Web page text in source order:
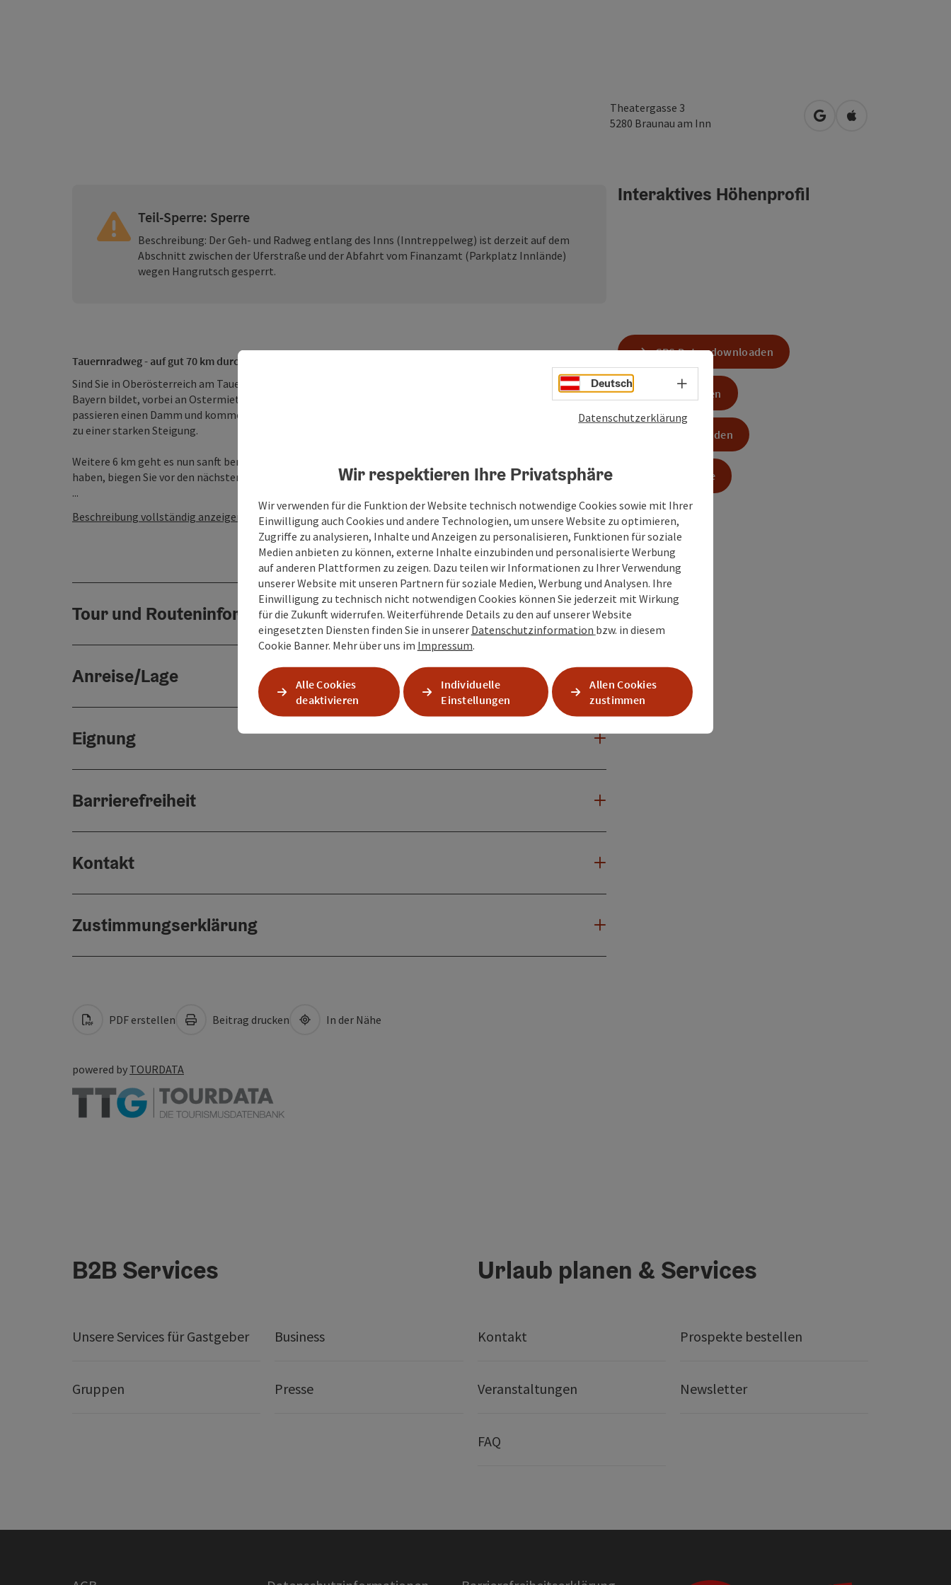
Theatergasse 3
5280 Braunau am Inn in Google Maps öffnen
in Apple Maps
Teil-Sperre: Sperre
Beschreibung: Der Geh- und Radweg entlang des Inns (Inntreppelweg) ist derzeit auf dem
Abschnitt zwischen der Uferstraße und der Abfahrt vom Finanzamt (Parkplatz Innlände)
wegen Hangrutsch gesperrt.
Tauernradweg - auf gut 70 km durchs Entdeckerviertel
Sind Sie in Oberösterreich am Tauernradweg unterwegs, folgen Sie anfangs der Salzach, die hier die Grenze zu
Bayern bildet, vorbei an Ostermiething und Tittmoning. Nun entfernen Sie sich etwas von der Salzach,
passieren einen Damm und kommen an eine Kreuzung. Dort biegen Sie links ab und fahren 3 km eben dahin bis
zu einer starken Steigung.
Weitere 6 km geht es nun sanft bergab durch den Weilhartsforst. Nach dem Sie den Wald hinter sich gelassen
haben, biegen Sie vor den nächsten großen Kreuzung links ab, entlang einer geschlängelten Straße führt der
...
Beschreibung vollständig anzeigen
Tour und Routeninformationen
Anreise/Lage
Eignung
Barrierefreiheit
Kontakt
Zustimmungserklärung
Interaktives Höhenprofil
GPS Daten downloaden
PDF erstellen
Anfrage senden
Zur Website
PDF erstellen Beitrag drucken In der Nähe
powered by TOURDATA
B2B Services
Unsere Services für Gastgeber Business
Gruppen Presse
Urlaub planen & Services
Kontakt Prospekte bestellen
Veranstaltungen Newsletter
FAQ
Deutsch Sprachwahl - Menü öffnen
Datenschutzerklärung
Wir respektieren Ihre Privatsphäre
Wir verwenden für die Funktion der Website technisch notwendige Cookies sowie mit Ihrer
Einwilligung auch Cookies und andere Technologien, um unsere Website zu optimieren,
Zugriffe zu analysieren, Inhalte und Anzeigen zu personalisieren, Funktionen für soziale
Medien anbieten zu können, externe Inhalte einzubinden und personalisierte Werbung
auf anderen Plattformen zu zeigen. Dazu teilen wir Informationen zu Ihrer Verwendung
unserer Website mit unseren Partnern für soziale Medien, Werbung und Analysen. Ihre
Einwilligung zu technisch nicht notwendigen Cookies können Sie jederzeit mit Wirkung
für die Zukunft widerrufen. Weiterführende Details zu den auf unserer Website
eingesetzten Diensten finden Sie in unserer Datenschutzinformation bzw. in diesem
Cookie Banner. Mehr über uns im Impressum.
Alle Cookies
deaktivieren
Individuelle
Einstellungen
Allen Cookies
zustimmen